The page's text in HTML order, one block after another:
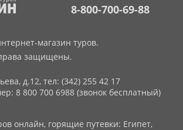
8-800-700-69-88
магазин туров.
защищены.
д.12, тел: (342) 255 42 17
8 800 700 6988 (звонок бесплатный)
онлайн, горящие путевки: Египет,